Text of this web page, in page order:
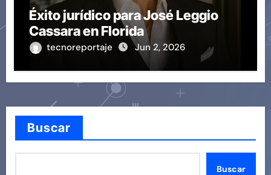
Éxito jurídico para José Leggio
Cassara en Florida
tecnoreportaje Jun 2, 2026
Buscar
Buscar